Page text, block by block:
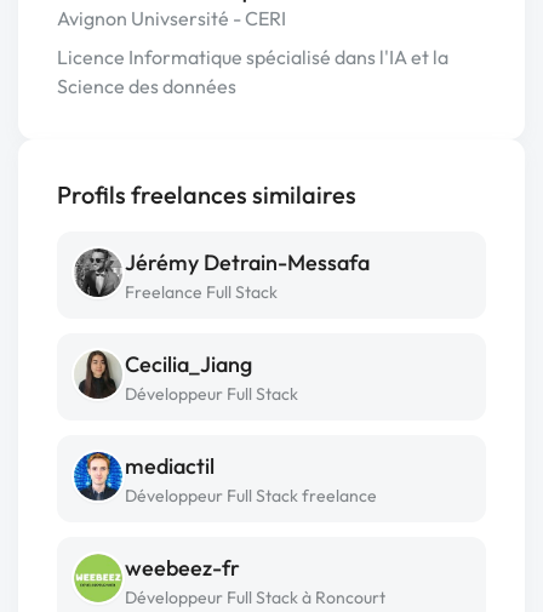
Avignon Univsersité - CERI
Licence Informatique spécialisé dans l'IA et la
Science des données
Profils freelances similaires
Jérémy Detrain-Messafa
Freelance Full Stack
Cecilia_Jiang
Développeur Full Stack
mediactil
Développeur Full Stack freelance
weebeez-fr
Développeur Full Stack à Roncourt